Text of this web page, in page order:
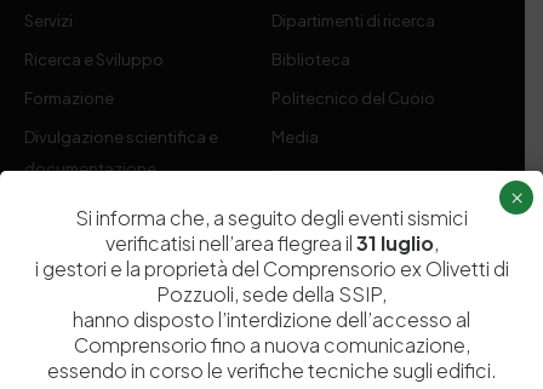
Servizi
Ricerca e Sviluppo
Formazione
Divulgazione scientifica e
documentazione
Contribuenti
Dipartimenti di ricerca
Biblioteca
Politecnico del Cuoio
Media
Amministrazione Trasparente
Codice fiscale e Partita Iva07936981211
Si informa che, a seguito degli eventi sismici
verificatisi nell’area flegrea il31 luglio,
i gestori e la proprietà del Comprensorio ex Olivetti di
Pozzuoli, sede della SSIP,
hanno disposto l’interdizione dell’accesso al
Comprensorio fino a nuova comunicazione,
essendo in corso le verifiche tecniche sugli edifici.
×